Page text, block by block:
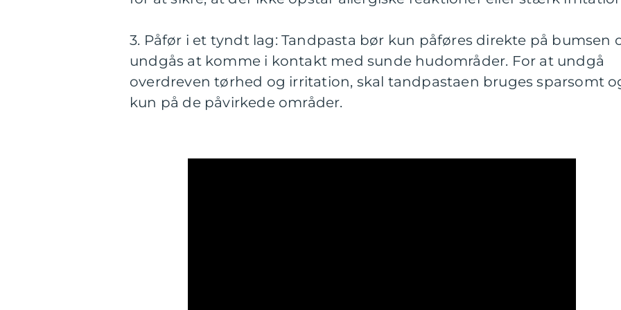
3. Påfør i et tyndt lag: Tandpasta bør kun påføres direkte på bumsen
undgås at komme i kontakt med sunde hudområder. For at undgå
overdreven tørhed og irritation, skal tandpastaen bruges sparsomt
kun på de påvirkede områder.